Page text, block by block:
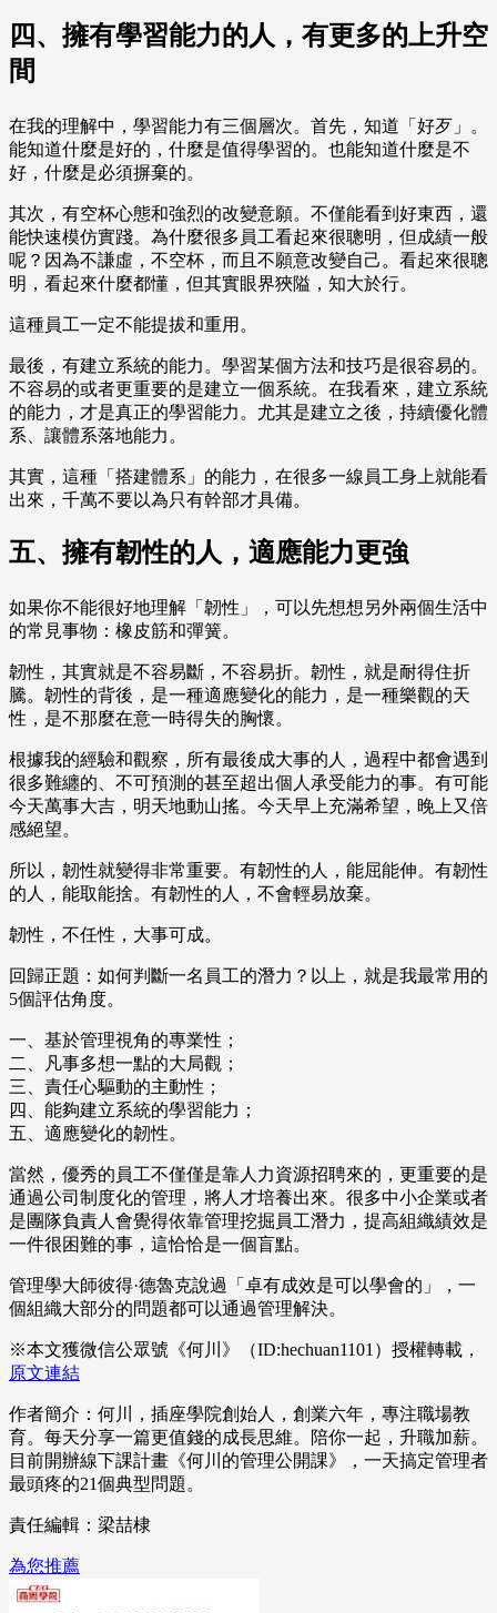
四、擁有學習能力的人，有更多的上升空
間
在我的理解中，學習能力有三個層次。首先，知道「好歹」。
能知道什麼是好的，什麼是值得學習的。也能知道什麼是不
好，什麼是必須摒棄的。
其次，有空杯心態和強烈的改變意願。不僅能看到好東西，還
能快速模仿實踐。為什麼很多員工看起來很聰明，但成績一般
呢？因為不謙虛，不空杯，而且不願意改變自己。看起來很聰
明，看起來什麼都懂，但其實眼界狹隘，知大於行。
這種員工一定不能提拔和重用。
最後，有建立系統的能力。學習某個方法和技巧是很容易的。
不容易的或者更重要的是建立一個系統。在我看來，建立系統
的能力，才是真正的學習能力。尤其是建立之後，持續優化體
系、讓體系落地能力。
其實，這種「搭建體系」的能力，在很多一線員工身上就能看
出來，千萬不要以為只有幹部才具備。
五、擁有韌性的人，適應能力更強
如果你不能很好地理解「韌性」，可以先想想另外兩個生活中
的常見事物：橡皮筋和彈簧。
韌性，其實就是不容易斷，不容易折。韌性，就是耐得住折
騰。韌性的背後，是一種適應變化的能力，是一種樂觀的天
性，是不那麼在意一時得失的胸懷。
根據我的經驗和觀察，所有最後成大事的人，過程中都會遇到
很多難纏的、不可預測的甚至超出個人承受能力的事。有可能
今天萬事大吉，明天地動山搖。今天早上充滿希望，晚上又倍
感絕望。
所以，韌性就變得非常重要。有韌性的人，能屈能伸。有韌性
的人，能取能捨。有韌性的人，不會輕易放棄。
韌性，不任性，大事可成。
回歸正題：如何判斷一名員工的潛力？以上，就是我最常用的
5個評估角度。
一、基於管理視角的專業性；
二、凡事多想一點的大局觀；
三、責任心驅動的主動性；
四、能夠建立系統的學習能力；
五、適應變化的韌性。
當然，優秀的員工不僅僅是靠人力資源招聘來的，更重要的是
通過公司制度化的管理，將人才培養出來。很多中小企業或者
是團隊負責人會覺得依靠管理挖掘員工潛力，提高組織績效是
一件很困難的事，這恰恰是一個盲點。
管理學大師彼得·德魯克說過「卓有成效是可以學會的」，一
個組織大部分的問題都可以通過管理解決。
※本文獲微信公眾號《何川》（ID:hechuan1101）授權轉載，
原文連結
作者簡介：何川，插座學院創始人，創業六年，專注職場教
育。每天分享一篇更值錢的成長思維。陪你一起，升職加薪。
目前開辦線下課計畫《何川的管理公開課》，一天搞定管理者
最頭疼的21個典型問題。
責任編輯：梁喆棣
為您推薦